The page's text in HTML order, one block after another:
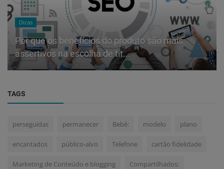
Dicas
Por que os benefícios do produto são mais
assertivos na escolha de tít...
TAGS
perseguidas permanecer Bebê: modelo plano
encantados público-alvo Telefone cartão fidelidade
Marketing de Conteúdo e blogging Compartilhados: